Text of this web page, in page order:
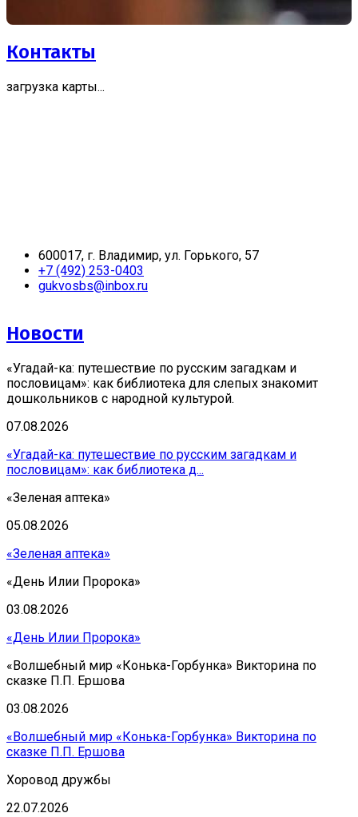
Оцените нашу работу!
Заполнив небольшую анонимную анкету, вы поможете
получить независимую и честную оценку
учреждения. Ваше мнение очень важно!
Перейти к анкете легко – достаточно нажать СЮДА.
Контакты
загрузка карты...
600017, г. Владимир, ул. Горького, 57
+7 (492) 253-0403
gukvosbs@inbox.ru
Новости
«Угадай-ка: путешествие по русским загадкам и
пословицам»: как библиотека для слепых знакомит
дошкольников с народной культурой.
07.08.2026
«Угадай-ка: путешествие по русским загадкам и
пословицам»: как библиотека д...
«Зеленая аптека»
05.08.2026
«Зеленая аптека»
«День Илии Пророка»
03.08.2026
«День Илии Пророка»
«Волшебный мир «Конька-Горбунка» Викторина по
сказке П.П. Ершова
03.08.2026
«Волшебный мир «Конька-Горбунка» Викторина по
сказке П.П. Ершова
Хоровод дружбы
22.07.2026